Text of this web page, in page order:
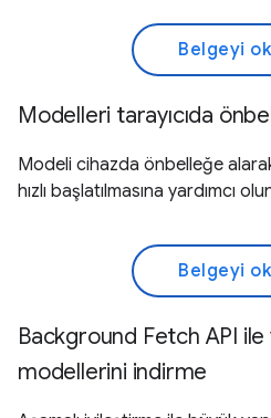
Belgeyi
Modelleri tarayıcıda
Modeli cihazda önbelleğe
hızlı başlatılmasına yardımcı
Belgeyi
Background Fetch API
modellerini indirme